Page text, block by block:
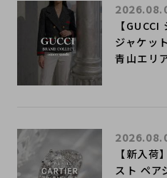
【
ジャケッ
青山エリ
【新入荷
スト ペア